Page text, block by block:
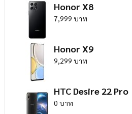
Honor X8
7,999 บาท
Honor X9
9,299 บาท
HTC Desire 22 Pro
0 บาท